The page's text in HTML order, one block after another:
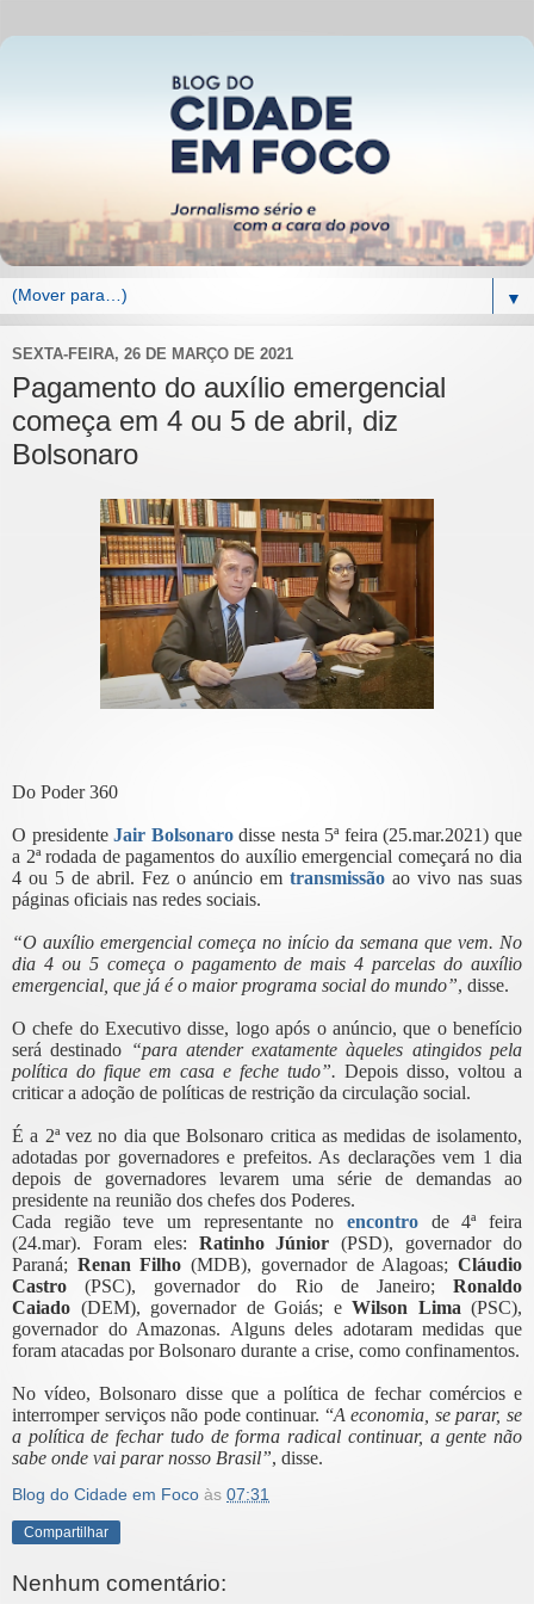
▼
SEXTA-FEIRA, 26 DE MARÇO DE 2021
Pagamento do auxílio emergencial
começa em 4 ou 5 de abril, diz
Bolsonaro
Do Poder 360
O presidenteJair Bolsonarodisse nesta 5ª feira (25.mar.2021) que
a 2ª rodada de pagamentos do auxílio emergencial começará no dia
4 ou 5 de abril. Fez o anúncio em transmissão ao vivo nas suas
páginas oficiais nas redes sociais.
“O auxílio emergencial começa no início da semana que vem. No
dia 4 ou 5 começa o pagamento de mais 4 parcelas do auxílio
emergencial, que já é o maior programa social do mundo”, disse.
O chefe do Executivo disse, logo após o anúncio, que o benefício
será destinado “para atender exatamente àqueles atingidos pela
política do fique em casa e feche tudo”. Depois disso, voltou a
criticar a adoção de políticas de restrição da circulação social.
É a 2ª vez no dia que Bolsonaro critica as medidas de isolamento,
adotadas por governadores e prefeitos. As declarações vem 1 dia
depois de governadores levarem uma série de demandas ao
presidente na reunião dos chefes dos Poderes.
Cada região teve um representante no encontro de 4ª feira
(24.mar). Foram eles: Ratinho Júnior (PSD), governador do
Paraná; Renan Filho (MDB), governador de Alagoas;Cláudio
Castro (PSC), governador do Rio de Janeiro; Ronaldo
Caiado (DEM), governador de Goiás; e Wilson Lima (PSC),
governador do Amazonas. Alguns deles adotaram medidas que
foram atacadas por Bolsonaro durante a crise, como confinamentos.
No vídeo, Bolsonaro disse que a política de fechar comércios e
interromper serviços não pode continuar. “A economia, se parar, se
a política de fechar tudo de forma radical continuar, a gente não
sabe onde vai parar nosso Brasil”, disse.
Blog do Cidade em Foco às 07:31
Compartilhar
Nenhum comentário: